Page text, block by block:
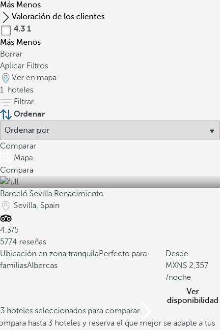
Más Menos
Valoración de los clientes
4.3 1
Más Menos
Borrar
Aplicar Filtros
Ver en mapa
1 hoteles
Filtrar
Ordenar
Comparar
Mapa
Compara
Barceló Sevilla Renacimiento
Sevilla, Spain
4.3/5
5774 reseñas
Ubicación en zona tranquilaPerfecto para
familiasAlbercas
Desde
2,357
/noche
Ver
disponibilidad
hoteles seleccionados para comparar
hasta 3 hoteles y reserva el que mejor se adapte a tus